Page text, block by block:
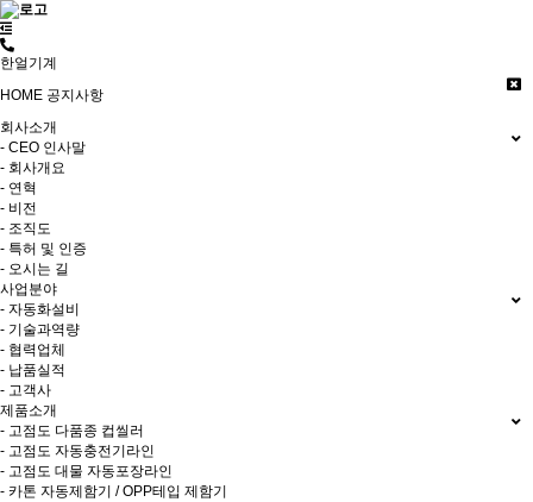
한얼기계
HOME 공지사항
회사소개
- CEO 인사말
- 회사개요
- 연혁
- 비전
- 조직도
- 특허 및 인증
- 오시는 길
사업분야
- 자동화설비
- 기술과역량
- 협력업체
- 납품실적
- 고객사
제품소개
- 고점도 다품종 컵씰러
- 고점도 자동충전기라인
- 고점도 대물 자동포장라인
- 카톤 자동제함기 / OPP테입 제함기